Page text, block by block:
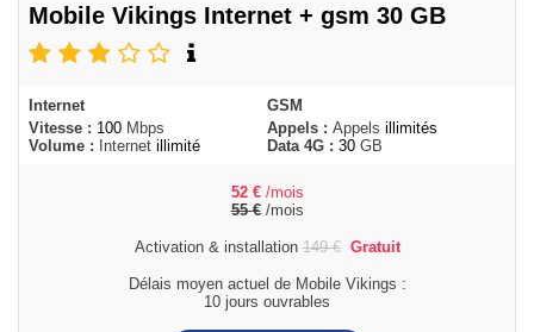
Mobile Vikings Internet + gsm 30 GB
Internet
Vitesse : 100 Mbps
Volume :
Internet illimité
GSM
Appels : Appels illimités
Data 4G : 30 GB
52 € /mois
55€/mois
Activation & installation149€ Gratuit
Délais moyen actuel de Mobile Vikings :
10 jours ouvrables